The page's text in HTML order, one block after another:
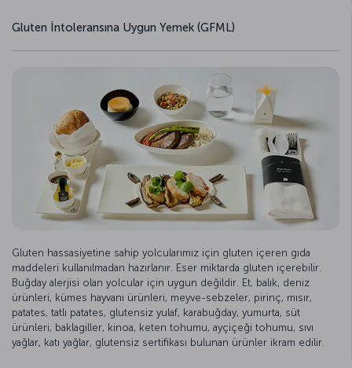
Gluten İntoleransına Uygun Yemek (GFML)
Gluten hassasiyetine sahip yolcularımız için gluten içeren gıda
maddeleri kullanılmadan hazırlanır. Eser miktarda gluten içerebilir.
Buğday alerjisi olan yolcular için uygun değildir. Et, balık, deniz
ürünleri, kümes hayvanı ürünleri, meyve-sebzeler, pirinç, mısır,
patates, tatlı patates, glutensiz yulaf, karabuğday, yumurta, süt
ürünleri, baklagiller, kinoa, keten tohumu, ayçiçeği tohumu, sıvı
yağlar, katı yağlar, glutensiz sertifikası bulunan ürünler ikram edilir.